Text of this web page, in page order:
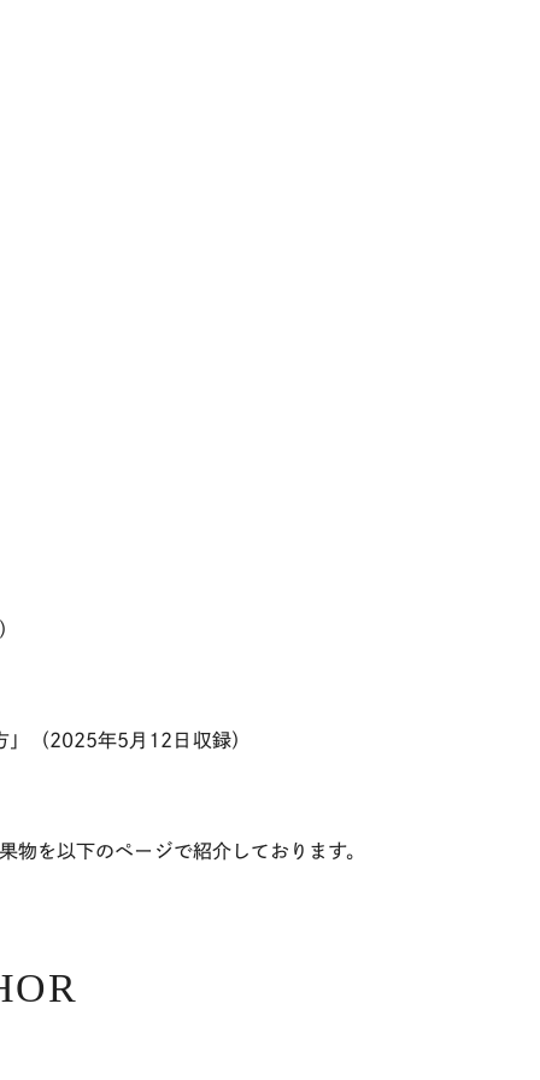
」（2025年5月 12 日収録）
を以下のページで紹介しております。